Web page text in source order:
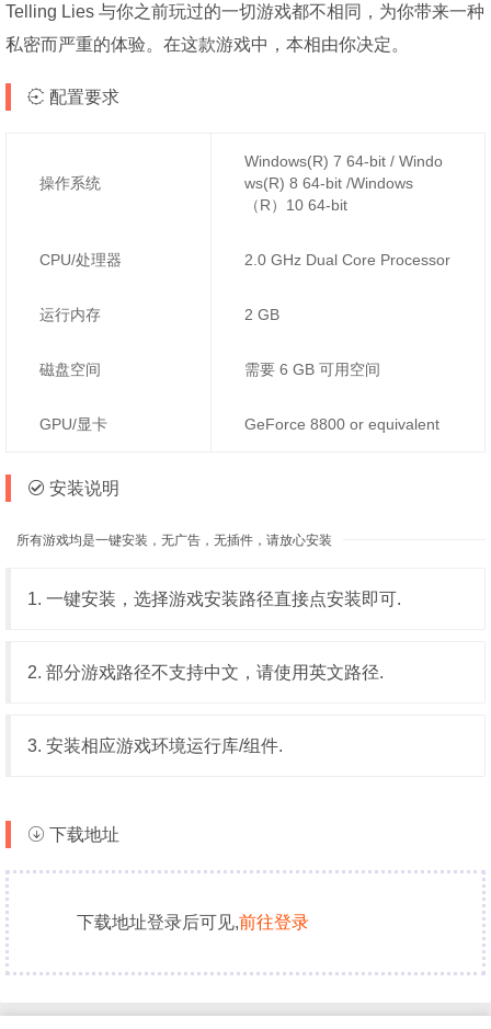
Telling Lies 与你之前玩过的一切游戏都不相同，为你带来一种
私密而严重的体验。在这款游戏中，本相由你决定。
配置要求
操作系统
Windows(R) 7 64-bit / Windo
ws(R) 8 64-bit /Windows
（R）10 64-bit
CPU/处理器 2.0 GHz Dual Core Processor
运行内存 2 GB
磁盘空间 需要 6 GB 可用空间
GPU/显卡 GeForce 8800 or equivalent
安装说明
所有游戏均是一键安装，无广告，无插件，请放心安装
1. 一键安装，选择游戏安装路径直接点安装即可.
2. 部分游戏路径不支持中文，请使用英文路径.
3. 安装相应游戏环境运行库/组件.
下载地址
下载地址登录后可见,前往登录